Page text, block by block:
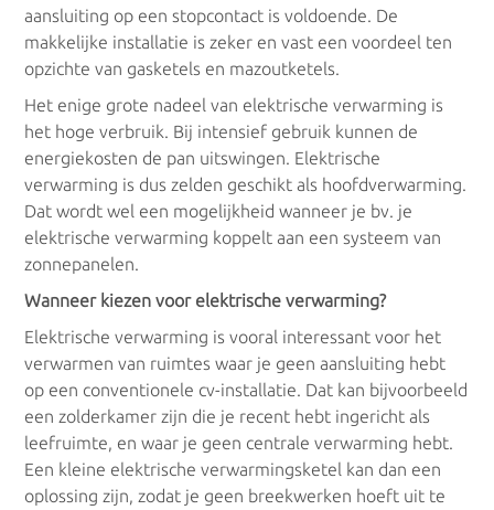
aansluiting op een stopcontact is voldoende. De
makkelijke installatie is zeker en vast een voordeel ten
opzichte van gasketels en mazoutketels.
Het enige grote nadeel van elektrische verwarming is
het hoge verbruik. Bij intensief gebruik kunnen de
energiekosten de pan uitswingen. Elektrische
verwarming is dus zelden geschikt als hoofdverwarming.
Dat wordt wel een mogelijkheid wanneer je bv. je
elektrische verwarming koppelt aan een systeem van
zonnepanelen.
Wanneer kiezen voor elektrische verwarming?
Elektrische verwarming is vooral interessant voor het
verwarmen van ruimtes waar je geen aansluiting hebt
op een conventionele cv-installatie. Dat kan bijvoorbeeld
een zolderkamer zijn die je recent hebt ingericht als
leefruimte, en waar je geen centrale verwarming hebt.
Een kleine elektrische verwarmingsketel kan dan een
oplossing zijn, zodat je geen breekwerken hoeft uit te